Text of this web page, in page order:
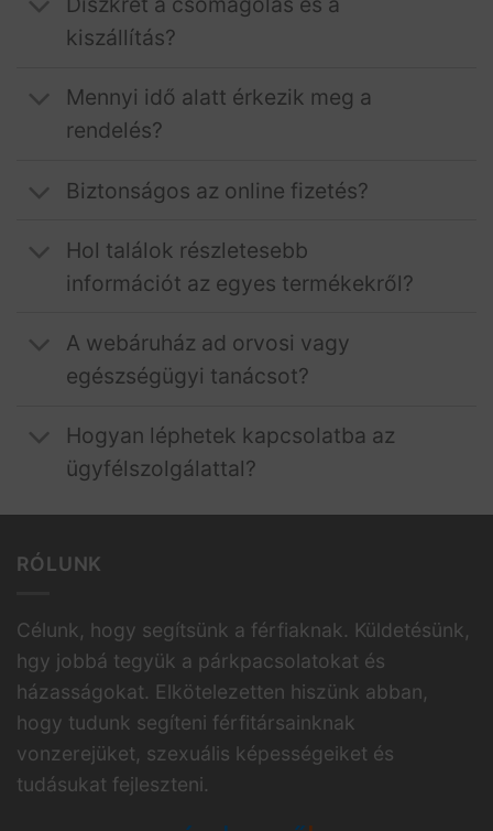
kiszállítás?
Mennyi idő alatt érkezik meg a
rendelés?
Biztonságos az online fizetés?
Hol találok részletesebb
információt az egyes termékekről?
A webáruház ad orvosi vagy
egészségügyi tanácsot?
Hogyan léphetek kapcsolatba az
ügyfélszolgálattal?
RÓLUNK
Célunk, hogy segítsünk a férfiaknak. Küldetésünk,
hgy jobbá tegyük a párkpacsolatokat és
házasságokat. Elkötelezetten hiszünk abban,
hogy tudunk segíteni férfitársainknak
vonzerejüket, szexuális képességeiket és
tudásukat fejleszteni.